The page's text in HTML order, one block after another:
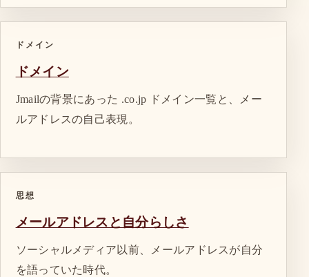
ドメイン
ドメイン
Jmailの背景にあった .co.jp ドメイン一覧と、メー
ルアドレスの自己表現。
思想
メールアドレスと自分らしさ
ソーシャルメディア以前、メールアドレスが自分
を語っていた時代。